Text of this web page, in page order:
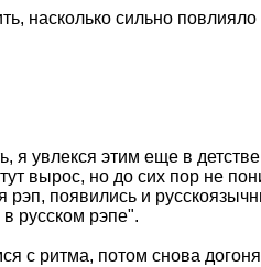
насколько сильно повлияло
увлекся этим еще в
вырос, но до сих пор не
рэп, появились и
русском рэпе".
ритма, потом снова